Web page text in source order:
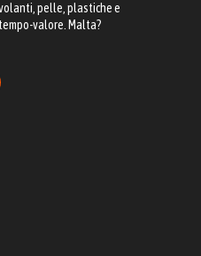
pelle, plastiche e
valore. Malta?